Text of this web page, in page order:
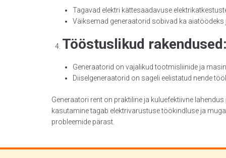
Tagavad elektri kättesaadavuse
Väiksemad generaatorid sobivad ka aiatöödeks
Tööstuslikud rakendused:
Generaatorid on vajalikud tootmisliinide ja
Diiselgeneraatorid on sageli eelistatud nende
Generaatori rent on praktiline ja kuluefektiivne
kasutamine tagab elektrivarustuse töökindluse ja
probleemide pärast.